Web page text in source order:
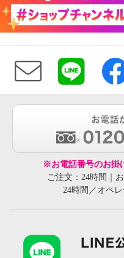
※お電話番号のお掛
ご注文：24時間｜
24時間／オペ